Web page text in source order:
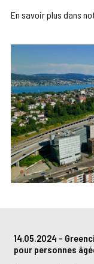
En savoir plus dans
14.05.2024 -
pour personnes